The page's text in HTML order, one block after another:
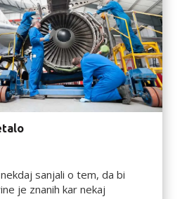
sanjali o tem, da bi
je znanih kar nekaj